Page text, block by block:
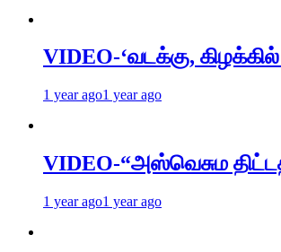
VIDEO-‘வடக்கு,
1 year ago1 year ago
VIDEO-“அஸ்வெசும
1 year ago1 year ago